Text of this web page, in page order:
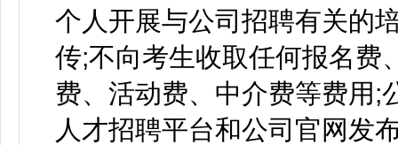
个人开展与公司招聘有关的
传;不向考生收取任何报名费
费、活动费、中介费等费用;
人才招聘平台和公司官网发